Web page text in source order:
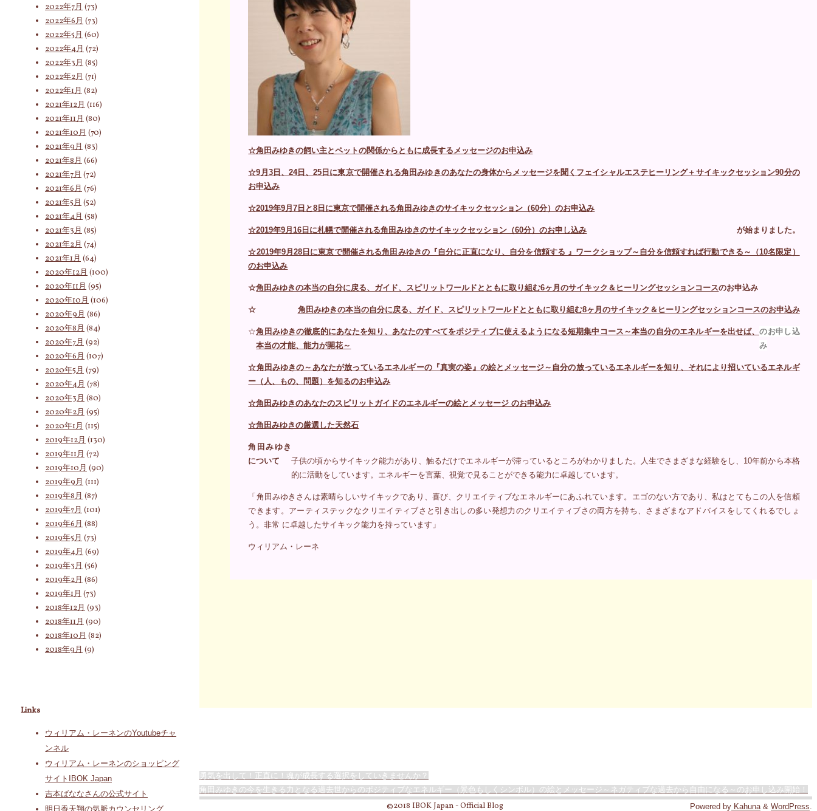
☆角田みゆきの飼い主とペットの関係からともに成長するメッセージのお申込み
☆9月3日、24日、25日に東京で開催される角田みゆきのあなたの身体からメッセージを聞くフェイシャルエステヒーリング＋サイキックセッション90分の
お申込み
☆2019年9月7日と8日に東京で開催される角田みゆきのサイキックセッション（60分）のお申込み
☆2019年9月16日に札幌で開催される角田みゆきのサイキックセッション（60分）のお申し込み が始まりました。
☆2019年9月28日に東京で開催される角田みゆきの『自分に正直になり、自分を信頼する 』ワークショップ～自分を信頼すれば行動できる～（10名限定）
のお申込み
☆角田みゆきの本当の自分に戻る、ガイド、スピリットワールドとともに取り組む6ヶ月のサイキック＆ヒーリングセッションコースのお申込み
☆ 角田みゆきの本当の自分に戻る、ガイド、スピリットワールドとともに取り組む8ヶ月のサイキック＆ヒーリングセッションコースのお申込み
☆角田みゆきの徹底的にあなたを知り、あなたのすべてをポジティブに使えるようになる短期集中コース～本当の自分のエネルギーを出せば、
本当の才能、能力が開花～
のお申し込
み
☆角田みゆきの～あなたが放っているエネルギーの『真実の姿』の絵とメッセージ～自分の放っているエネルギーを知り、それにより招いているエネルギ
ー（人、もの、問題）を知るのお申込み
☆角田みゆきのあなたのスピリットガイドのエネルギーの絵とメッセージ のお申込み
☆角田みゆきの厳選した天然石
角田みゆき
について
子供の頃からサイキック能力があり、触るだけでエネルギーが滞っているところがわかりました。人生でさまざまな経験をし、10年前から本格
的に活動をしています。エネルギーを言葉、視覚で見ることができる能力に卓越しています。
「角田みゆきさんは素晴らしいサイキックであり、喜び、クリエイティブなエネルギーにあふれています。エゴのない方であり、私はとてもこの人を信頼
できます。アーティステックなクリエイティブさと引き出しの多い発想力のクリエイティブさの両方を持ち、さまざまなアドバイスをしてくれるでしょ
う。非常 に卓越したサイキック能力を持っています」
ウィリアム・レーネ
2022年7月 (73)
2022年6月 (73)
2022年5月 (60)
2022年4月 (72)
2022年3月 (85)
2022年2月 (71)
2022年1月 (82)
2021年12月 (116)
2021年11月 (80)
2021年10月 (70)
2021年9月 (83)
2021年8月 (66)
2021年7月 (72)
2021年6月 (76)
2021年5月 (52)
2021年4月 (58)
2021年3月 (85)
2021年2月 (74)
2021年1月 (64)
2020年12月 (100)
2020年11月 (95)
2020年10月 (106)
2020年9月 (86)
2020年8月 (84)
2020年7月 (92)
2020年6月 (107)
2020年5月 (79)
2020年4月 (78)
2020年3月 (80)
2020年2月 (95)
2020年1月 (115)
2019年12月 (130)
2019年11月 (72)
2019年10月 (90)
2019年9月 (111)
2019年8月 (87)
2019年7月 (101)
2019年6月 (88)
2019年5月 (73)
2019年4月 (69)
2019年3月 (56)
2019年2月 (86)
2019年1月 (73)
2018年12月 (93)
2018年11月 (90)
2018年10月 (82)
2018年9月 (9)
Links
ウィリアム・レーネンのYoutubeチャ
ンネル
ウィリアム・レーネンのショッピング
サイトIBOK Japan
吉本ばななさんの公式サイト
明日香天翔の気脈カウンセリング
勇気を出して！正直に！魂が成長する選択をしていきませんか？
角田みゆきの今を生きる力となる過去世からのポジティブなエネルギー（景色もしくシンボル）の絵とメッセージ～ネガティブな過去から自由になる～のお申し込み開始！
Powered by Kahuna & WordPress
©2018 IBOK Japan - Official Blog